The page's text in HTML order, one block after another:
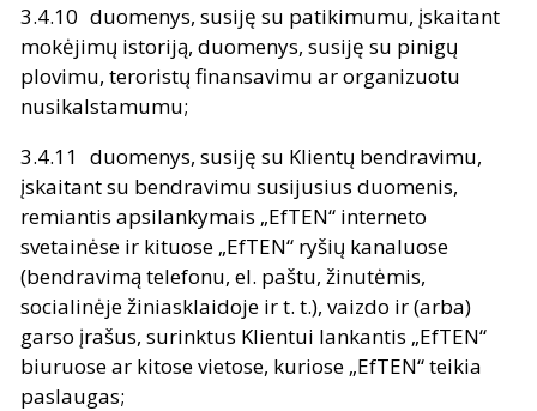
duomenys, susiję su patikimumu, įskaitant
mokėjimų istoriją, duomenys, susiję su pinigų
plovimu, teroristų finansavimu ar organizuotu
nusikalstamumu;
duomenys, susiję su Klientų bendravimu,
įskaitant su bendravimu susijusius duomenis,
remiantis apsilankymais „EfTEN“ interneto
svetainėse ir kituose „EfTEN“ ryšių kanaluose
(bendravimą telefonu, el. paštu, žinutėmis,
socialinėje žiniasklaidoje ir t. t.), vaizdo ir (arba)
garso įrašus, surinktus Klientui lankantis „EfTEN“
biuruose ar kitose vietose, kuriose „EfTEN“ teikia
paslaugas;